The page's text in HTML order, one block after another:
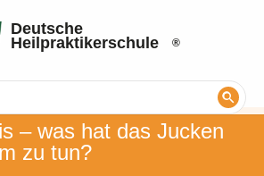
Deutsche
Heilpraktikerschule
– was hat das Jucken
zu tun?